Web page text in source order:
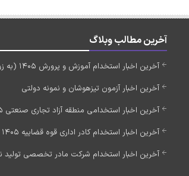
آخرین مطالب وبلاگ
آخرین اخبار استخدام آموزش و پرورش 1405 (به زودی)
آخرین اخبار آزمون تیزهوشان و نمونه دولتی
آخرین اخبار استخدامی منطقه آزاد تجاری صنعتی 1405
آخرین اخبار استخدام کادر اداری قوه قضاییه 1405 (به زودی)
آخرین اخبار استخدام شرکت مادر تخصصی تولید نیروی برق